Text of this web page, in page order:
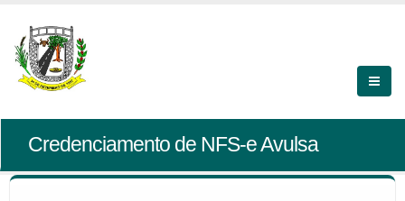
Credenciamento de NFS-e Avulsa